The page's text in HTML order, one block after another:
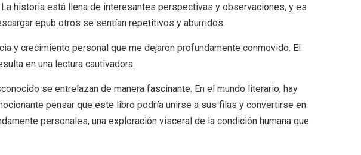
historia está llena de interesantes perspectivas y observaciones, y es
epub otros se sentían repetitivos y aburridos.
y crecimiento personal que me dejaron profundamente conmovido. El
en una lectura cautivadora.
se entrelazan de manera fascinante. En el mundo literario, hay
pensar que este libro podría unirse a sus filas y convertirse en
personales, una exploración visceral de la condición humana que